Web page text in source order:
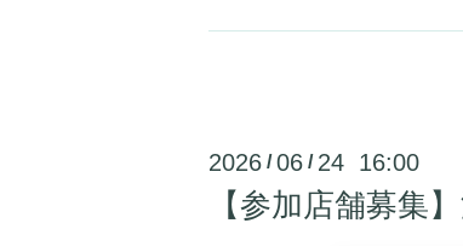
2026 /06 / 24 16:00
【参加店舗募集